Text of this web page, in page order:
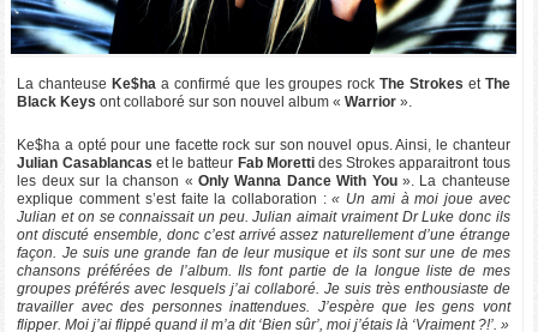
La chanteuse Ke$ha a confirmé que les groupes rockThe Strokes et The
Black Keys ont collaboré sur son nouvel album «Warrior ».
Ke$ha a opté pour une facette rock sur son nouvel opus. Ainsi, le chanteur
Julian Casablancas et le batteur Fab Morettides Strokes apparaitront tous
les deux sur la chanson « Only Wanna Dance With You». La chanteuse
explique comment s’est faite la collaboration :« Un ami à moi joue avec
Julian et on se connaissait un peu. Julian aimait vraiment Dr Luke donc ils
ont discuté ensemble, donc c’est arrivé assez naturellement d’une étrange
façon. Je suis une grande fan de leur musique et ils sont sur une de mes
chansons préférées de l’album. Ils font partie de la longue liste de mes
groupes préférés avec lesquels j’ai collaboré. Je suis très enthousiaste de
travailler avec des personnes inattendues. J’espère que les gens vont
flipper. Moi j’ai flippé quand il m’a dit ‘Bien sûr’, moi j’étais là ‘Vraiment ?!’. »